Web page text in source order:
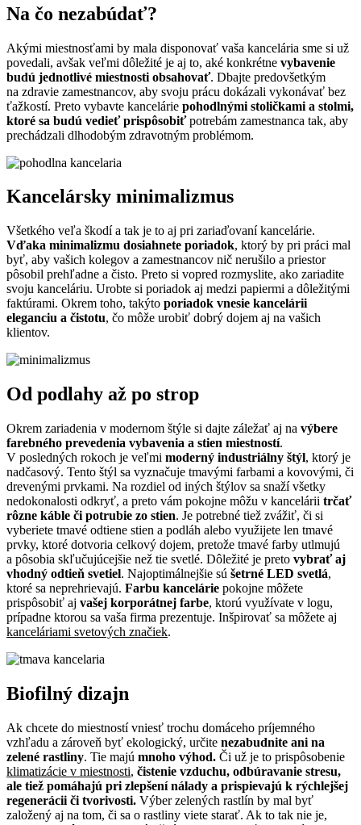
Na čo nezabúdať?
Akými miestnosťami by mala disponovať vaša kancelária sme si už
povedali, avšak veľmi dôležité je aj to, aké konkrétne vybavenie
budú jednotlivé miestnosti obsahovať. Dbajte predovšetkým
na zdravie zamestnancov, aby svoju prácu dokázali vykonávať bez
ťažkostí. Preto vybavte kancelárie pohodlnými stoličkami a stolmi,
ktoré sa budú vedieť prispôsobiťpotrebám zamestnanca tak, aby
prechádzali dlhodobým zdravotným problémom.
Kancelársky minimalizmus
Všetkého veľa škodí a tak je to aj pri zariaďovaní kancelárie.
Vďaka minimalizmu dosiahnete poriadok, ktorý by pri práci mal
byť, aby vašich kolegov a zamestnancov nič nerušilo a priestor
pôsobil prehľadne a čisto. Preto si vopred rozmyslite, ako zariadite
svoju kanceláriu. Urobte si poriadok aj medzi papiermi a dôležitými
faktúrami. Okrem toho, takýto poriadok vnesie kancelárii
eleganciu a čistotu, čo môže urobiť dobrý dojem aj na vašich
klientov.
Od podlahy až po strop
Okrem zariadenia v modernom štýle si dajte záležať aj na výbere
farebného prevedenia vybavenia a stien miestností.
V posledných rokoch je veľmi moderný industriálny štýl, ktorý je
nadčasový. Tento štýl sa vyznačuje tmavými farbami a kovovými, či
drevenými prvkami. Na rozdiel od iných štýlov sa snaží všetky
nedokonalosti odkryť, a preto vám pokojne môžu v kancelárii trčať
rôzne káble či potrubie zo stien. Je potrebné tiež zvážiť, či si
vyberiete tmavé odtiene stien a podláh alebo využijete len tmavé
prvky, ktoré dotvoria celkový dojem, pretože tmavé farby utlmujú
a pôsobia skľučujúcejšie než tie svetlé. Dôležité je preto vybrať aj
vhodný odtieň svetiel. Najoptimálnejšie sú šetrné LED svetlá,
ktoré sa neprehrievajú. Farbu kancelárie pokojne môžete
prispôsobiť aj vašej korporátnej farbe, ktorú využívate v logu,
prípadne ktorou sa vaša firma prezentuje. Inšpirovať sa môžete aj
kanceláriami svetových značiek.
Biofilný dizajn
Ak chcete do miestností vniesť trochu domáceho príjemného
vzhľadu a zároveň byť ekologický, určite nezabudnite ani na
zelené rastliny. Tie majú mnoho výhod. Či už je to prispôsobenie
klimatizácie v miestnosti, čistenie vzduchu, odbúravanie stresu,
ale tiež pomáhajú pri zlepšení nálady a prispievajú k rýchlejšej
regenerácii či tvorivosti. Výber zelených rastlín by mal byť
založený aj na tom, či sa o rastliny viete starať. Ak to tak nie je,